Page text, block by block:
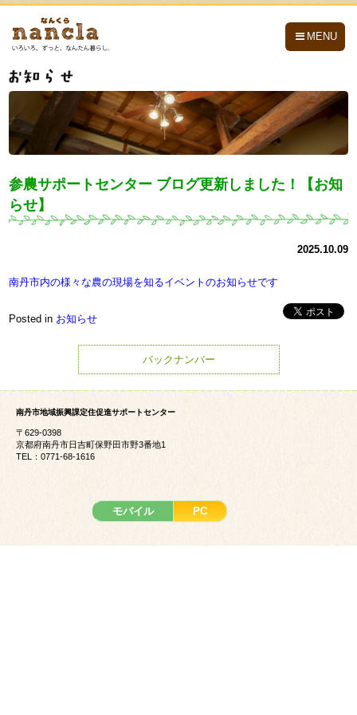
MENU
参農サポートセンター ブログ更新しました！【お知
らせ】
2025.10.09
南丹市内の様々な農の現場を知るイベントのお知らせです
Posted in お知らせ
バックナンバー
南丹市地域振興課定住促進サポートセンター
〒629-0398
京都府南丹市日吉町保野田市野3番地1
TEL：0771-68-1616
モバイル PC